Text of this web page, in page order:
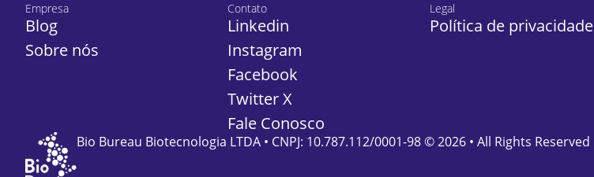
Empresa
Blog
Sobre nós
Contato
Linkedin
Instagram
Facebook
Twitter X
Fale Conosco
Legal
Política de privacidade
Bio Bureau Biotecnologia LTDA • CNPJ: 10.787.112/0001-98 © 2026 • All Rights Reserved